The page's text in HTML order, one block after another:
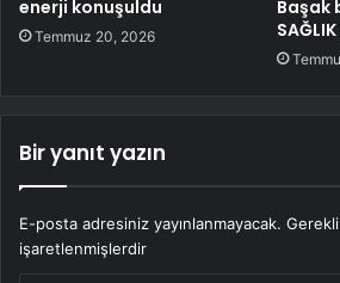
enerji konuşuldu
Temmuz 20, 2026
Başak
Bir yanıt yazın
E-posta adresiniz yayınlanmayacak.
işaretlenmişlerdir